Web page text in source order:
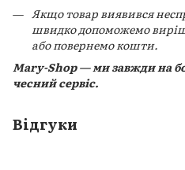
Якщо товар виявився
швидко допоможемо
або повернемо кошти.
Mary-Shop — ми завжди на
чесний сервіс.
Відгуки